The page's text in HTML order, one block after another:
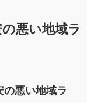
悪い地域ラ
の悪い地域ラ